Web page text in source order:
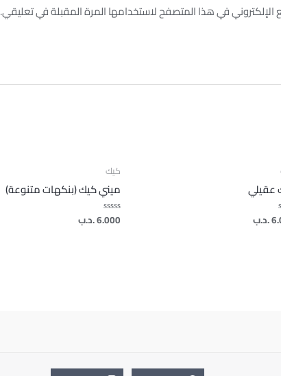
في هذا المتصفح لاستخدامها المرة المقبلة في تعليقي.
عقيلي
.د.ب
كيك
ميني كيك (بنكهات متنوعة)
تم
التقييم
6.000.د.ب